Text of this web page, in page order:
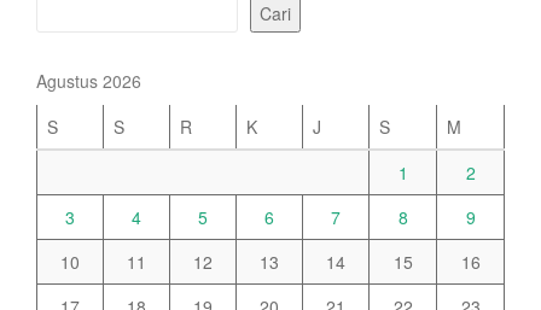
Cari
Agustus 2026
S
S R K J S
M
1
2
3
4 5 6 7 8
9
10
11 12 13 14 15
16